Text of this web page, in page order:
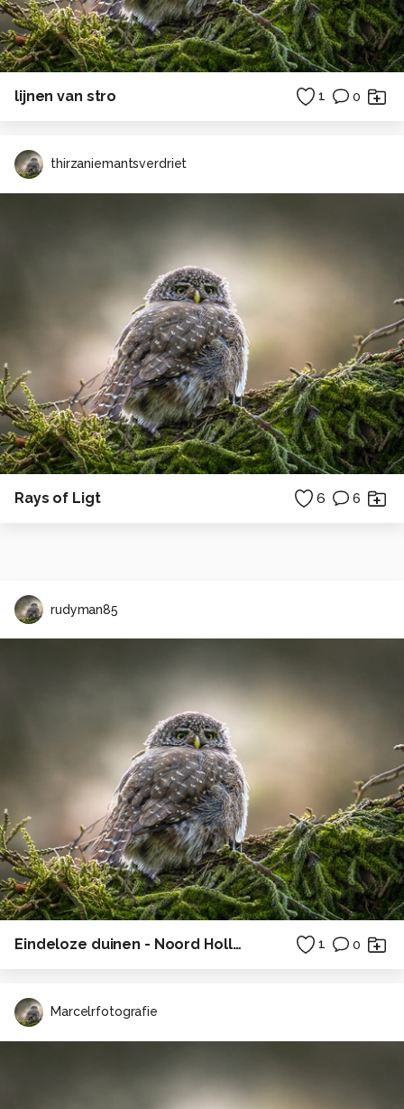
lijnen van stro 1 0
thirzaniemantsverdriet
Rays of Ligt 6 6
rudyman85
Eindeloze duinen - Noord Holland 1 0
Marcelrfotografie